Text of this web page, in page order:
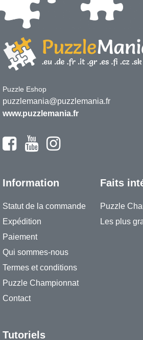
Puzzle Eshop
puzzlemania@puzzlemania.fr
www.puzzlemania.fr
Information
Statut de la commande
Expédition
Paiement
Qui sommes-nous
Termes et conditions
Puzzle Championnat
Contact
Faits
Puzzle
Les plus
Tutoriels